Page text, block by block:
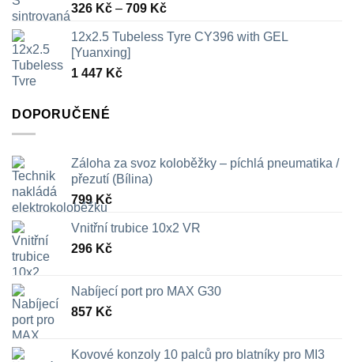
326 Kč – 709 KčRozpětí
326 Kč
12x2.5 Tubeless Tyre CY396 with GEL
[Yuanxing]
1 447 Kč
DOPORUČENÉ
Záloha za svoz koloběžky – píchlá pneumatika /
přezutí (Bílina)
799Kč
Vnitřní trubice 10x2 VR
296 Kč
Nabíjecí port pro MAX G30
857 Kč
Kovové konzoly 10 palců pro blatníky pro MI3